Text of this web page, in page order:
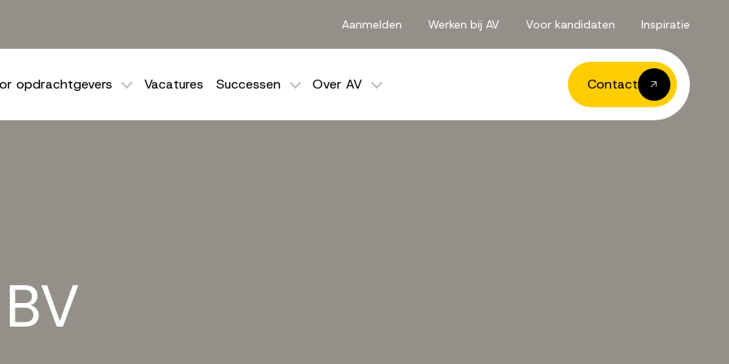
Aanmelden Werken bij AV Voor kandidaten Inspiratie
opdrachtgevers Vacatures Successen Over AV Contact
BV